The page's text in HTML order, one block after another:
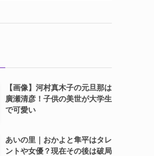
【画像】河村真木子の元旦那は
廣瀬清彦！子供の美世が大学生
で可愛い
あいの里｜おかよと隼平はタレ
ントや女優？現在その後は破局